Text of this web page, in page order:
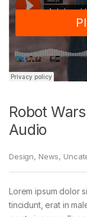
Robot
Audio
Design, News,
Lorem ipsum dolor
tincidunt, erat in